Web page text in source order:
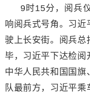
9时15分，阅兵
响阅兵式号角。习近
驶上长安街。阅兵总
毕，习近平下达检阅
中华人民共和国国旗
队最前方，习近平乘